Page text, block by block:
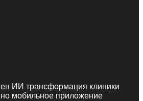
ИИ трансформация клиники
мобильное приложение